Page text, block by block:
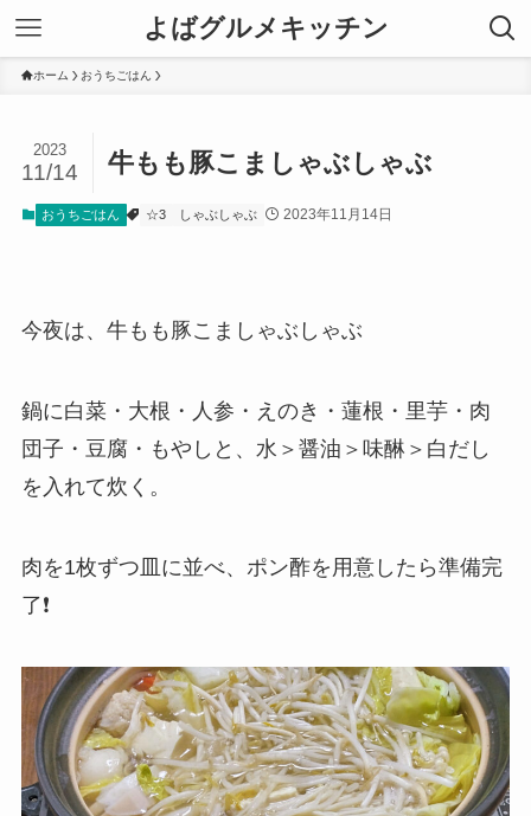
よばグルメキッチン
ホーム おうちごはん
牛もも豚こましゃぶしゃぶ
2023
11/14
おうちごはん ☆3 しゃぶしゃぶ 2023年11月14日
今夜は、牛もも豚こましゃぶしゃぶ
鍋に白菜・大根・人参・えのき・蓮根・里芋・肉
団子・豆腐・もやしと、水＞醤油＞味醂＞白だし
を入れて炊く。
肉を1枚ずつ皿に並べ、ポン酢を用意したら準備完
了❗